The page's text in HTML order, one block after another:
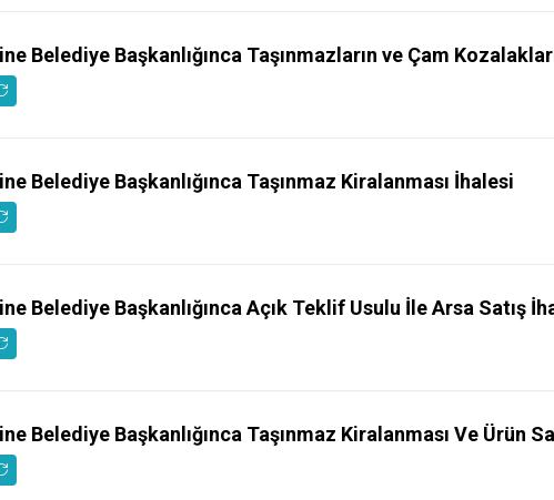
Belediye Başkanlığınca Taşınmazların ve Çam
Belediye Başkanlığınca Taşınmaz Kiralanması İhalesi
Belediye Başkanlığınca Açık Teklif Usulu İle Arsa Satış
Belediye Başkanlığınca Taşınmaz Kiralanması Ve Ürün